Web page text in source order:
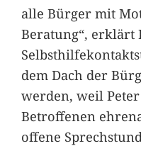
alle Bürger mit
Beratung“, erklärt
dem Dach der
werden, weil
Betroffenen
offene